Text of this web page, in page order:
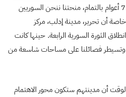
حين تحررت محافظة إدلب، قبل 7 أعوام بالتمام، منحتنا ننحن السوريين
أن تحرير، مدينة إدلب، مركز
الثورة السورية الرابعة. حينها كانت
وتسيطر فصائلنا على مساحات شاسعة من
أن مدينتهم ستكون محور الاهتمام